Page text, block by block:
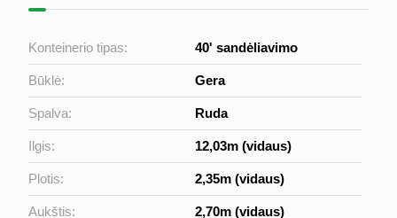
Konteinerio tipas: 40' sandėliavimo
Būklė: Gera
Spalva: Ruda
Ilgis: 12,03m (vidaus)
Plotis: 2,35m (vidaus)
Aukštis: 2,70m (vidaus)